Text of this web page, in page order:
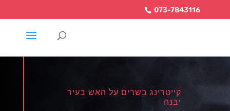
073-7843116
קייטרינג בשרים על האש בעיר
יבנה